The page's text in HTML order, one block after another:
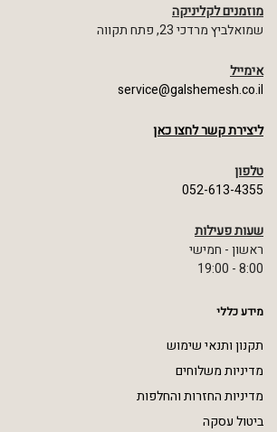
מוזמנים לקליניקה
שמואלביץ מרדכי 23, פתח תקווה
אימייל
service@galshemesh.co.il
ליצירת קשר לחצו כאן
טלפון
052-613-4355
שעות פעילות
ראשון - חמישי
8:00 - 19:00
מידע כללי
תקנון ותנאי שימוש
מדיניות משלוחים
מדיניות החזרות והחלפות
ביטול עסקה